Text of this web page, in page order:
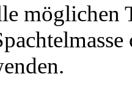
möglichen